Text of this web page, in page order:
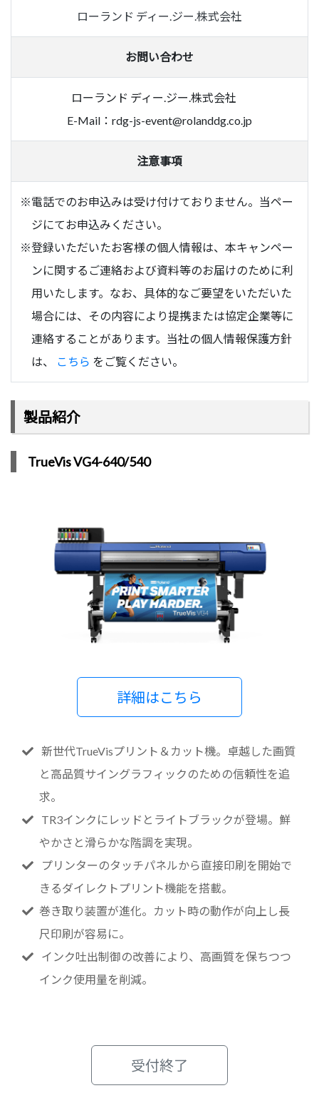
ローランド ディー.ジー.株式会社
お問い合わせ
ローランド ディー.ジー.株式会社
E-Mail： rdg-js-event@rolanddg.co.jp
注意事項
※電話でのお申込みは受け付けておりません。当ペー
ジにてお申込みください。
※登録いただいたお客様の個人情報は、本キャンペー
ンに関するご連絡および資料等のお届けのために利
用いたします。なお、具体的なご要望をいただいた
場合には、その内容により提携または協定企業等に
連絡することがあります。当社の個人情報保護方針
は、
こちら をご覧ください。
製品紹介
TrueVis VG4-640/540
詳細はこちら
新世代TrueVisプリント＆カット機。卓越した画質
と高品質サイングラフィックのための信頼性を追
求。
TR3インクにレッドとライトブラックが登場。鮮
やかさと滑らかな階調を実現。
プリンターのタッチパネルから直接印刷を開始で
きるダイレクトプリント機能を搭載。
巻き取り装置が進化。カット時の動作が向上し長
尺印刷が容易に。
インク吐出制御の改善により、高画質を保ちつつ
インク使用量を削減。
受付終了